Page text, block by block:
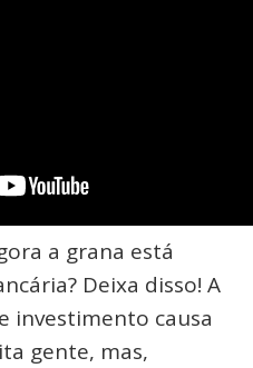
a grana está
Deixa disso! A
investimento causa
gente, mas,